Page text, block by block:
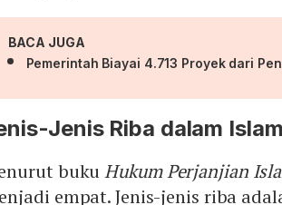
BACA JUGA
Pemerintah Biayai 4.713 Proyek dari
Jenis Riba dalam Islam
bukuHukum Perjanjian
empat. Jenis-jenis riba